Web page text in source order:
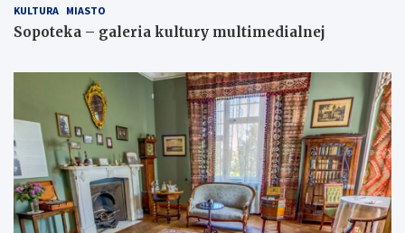
KULTURA MIASTO
Sopoteka – galeria kultury multimedialnej